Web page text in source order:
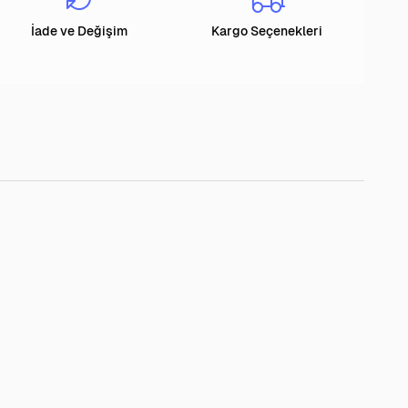
İade ve Değişim Kargo Seçenekleri